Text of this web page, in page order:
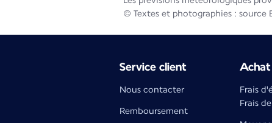
© Textes et photographies : source
Service client
Nous contacter
Remboursement
Achat
Frais
Frais